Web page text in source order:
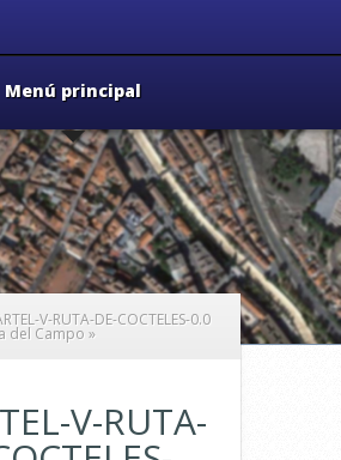
Menú principal
V-RUTA-DE-COCTELES-0.0
del Campo »
V-RUTA-